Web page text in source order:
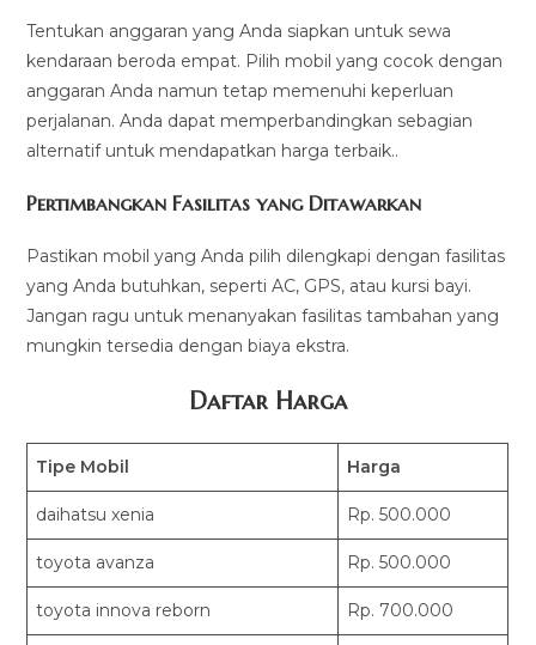
Tentukan anggaran yang Anda siapkan untuk sewa
kendaraan beroda empat. Pilih mobil yang cocok dengan
anggaran Anda namun tetap memenuhi keperluan
perjalanan. Anda dapat memperbandingkan sebagian
alternatif untuk mendapatkan harga terbaik..
Pertimbangkan Fasilitas yang Ditawarkan
Pastikan mobil yang Anda pilih dilengkapi dengan fasilitas
yang Anda butuhkan, seperti AC, GPS, atau kursi bayi.
Jangan ragu untuk menanyakan fasilitas tambahan yang
mungkin tersedia dengan biaya ekstra.
Daftar Harga
Tipe Mobil Harga
daihatsu xenia Rp. 500.000
toyota avanza Rp. 500.000
toyota innova reborn Rp. 700.000